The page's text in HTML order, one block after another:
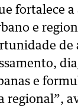
fortalece
e
de
e
regional”,